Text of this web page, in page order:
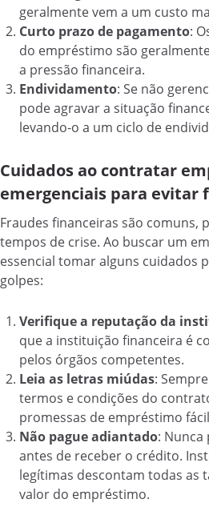
geralmente vem a um custo
Curto prazo de pagamento:
do empréstimo são
a pressão financeira.
Endividamento: Se não
pode agravar a situação
levando-o a um ciclo de
Cuidados ao contratar
emergenciais para evitar
Fraudes financeiras são comuns,
tempos de crise. Ao buscar um
essencial tomar alguns cuidados
golpes:
Verifique a reputação da
que a instituição financeira é
pelos órgãos competentes.
Leia as letras miúdas:
termos e condições do
promessas de empréstimo
Não pague adiantado: Nunca
antes de receber o crédito.
legítimas descontam todas as
valor do empréstimo.